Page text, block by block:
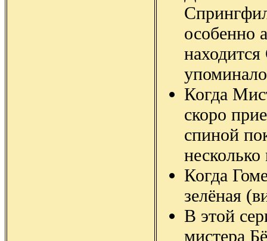
особенно
Когда
скоро
спиной
Когда
зелёная
В этой
мистера